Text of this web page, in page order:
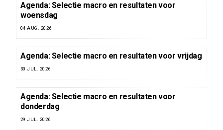
Agenda: Selectie macro en resultaten voor
woensdag
04 AUG. 2026
Agenda: Selectie macro en resultaten voor vrijdag
30 JUL. 2026
Agenda: Selectie macro en resultaten voor
donderdag
29 JUL. 2026